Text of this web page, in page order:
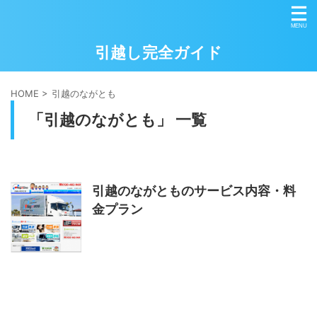
引越し完全ガイド
HOME > 引越のながとも
「引越のながとも」 一覧
引越のながとものサービス内容・料
金プラン